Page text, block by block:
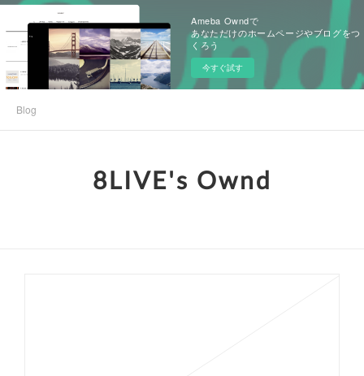
Ameba Owndで
あなただけのホームページやブログをつ
くろう
今すぐ試す
Blog
8LIVE's Ownd